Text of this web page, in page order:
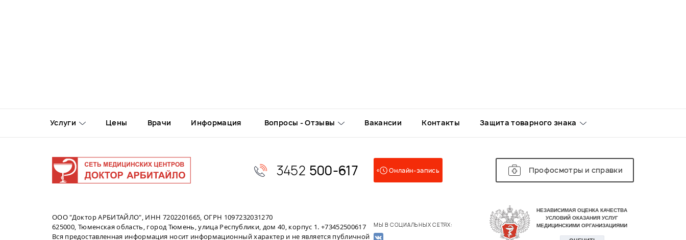
Услуги Цены Врачи Информация Вопросы - Отзывы Вакансии Контакты Защита товарного знака
3452 500-617 Онлайн-запись Профосмотры и справки
ООО "Доктор АРБИТАЙЛО", ИНН 7202201665, ОГРН 1097232031270
625000, Тюменская область, город Тюмень, улица Республики, дом 40, корпус 1. +73452500617
Вся предоставленная информация носит информационный характер и не является публичной
МЫ В СОЦИАЛЬНЫХ СЕТЯХ: